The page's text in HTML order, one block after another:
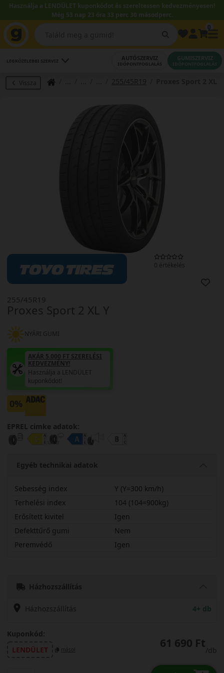
Használja a LENDÜLET kuponkódot és szereltessen kedvezményesen!
Még 53 nap 23 óra 33 perc 29 másodperc.
LEGKÖZELEBBI SZERVIZ AUTÓSZERVIZ
IDŐPONTFOGLALÁS
GUMISZERVIZ
IDŐPONTFOGLALÁS
Vissza 255/45R19
0 értékelés
Proxes Sport 2 XL Y
255/45R19
NYÁRI GUMI
AKÁR 5.000 FT SZERELÉSI
KEDVEZMÉNY!
Használja a LENDÜLET
kuponkódot!
0%
EPREL cimke adatok:
Egyéb technikai adatok
Sebesség index
Y (Y=300 km/h)
Terhelési index
104 (104=900kg)
Erősített kivitel
Igen
Defekttűrő gumi
Nem
Peremvédő
Igen
Házhozszállítás
Házhozszállítás 4+ db
Kuponkód:
LENDÜLET
másol 61 690 Ft
/db